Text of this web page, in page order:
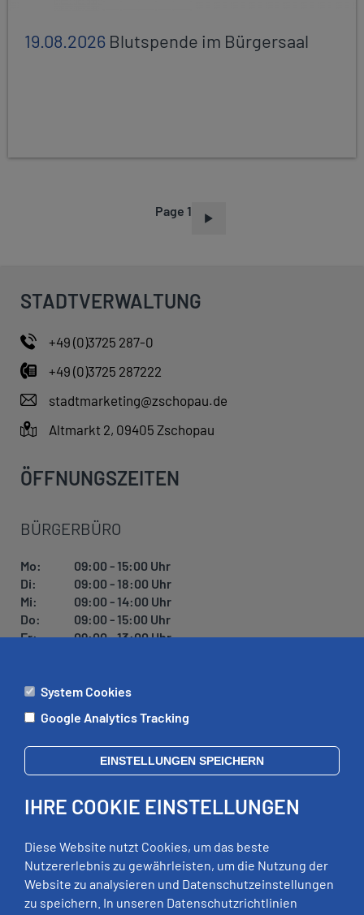
19.08.2026 Blutspende im Bürgersaal
Page 1
STADTVERWALTUNG
+49 (0)3725 287-0
+49 (0)3725 287222
stadtmarketing@zschopau.de
Altmarkt 2, 09405 Zschopau
ÖFFNUNGSZEITEN
BÜRGERBÜRO
Mo:
09:00 - 15:00 Uhr
Di:
09:00 - 18:00 Uhr
Mi:
09:00 - 14:00 Uhr
Do:
09:00 - 15:00 Uhr
Fr:
09:00 - 13:00 Uhr
ÄMTER
Di:
09:00 - 12:00 Uhr, 13:00 - 18:00 Uhr
Mi:
geschlossen
Fr:
09:00 - 12:00 Uhr
RECHTLICHES
System Cookies
Google Analytics Tracking
EINSTELLUNGEN SPEICHERN
IHRE COOKIE EINSTELLUNGEN
Diese Website nutzt Cookies, um das beste
Nutzererlebnis zu gewährleisten, um die Nutzung der
Website zu analysieren und Datenschutzeinstellungen
zu speichern. In unseren Datenschutzrichtlinien